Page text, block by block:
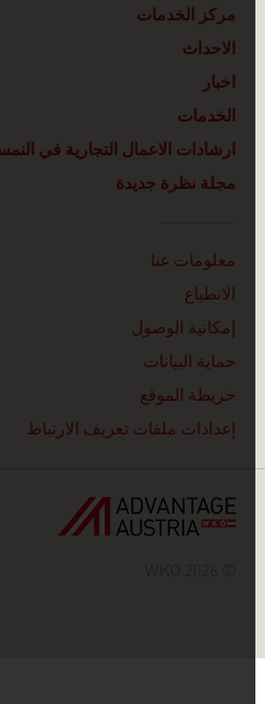
مركز الخدمات
الاحداث
اخبار
الخدمات
ارشادات الاعمال التجارية في النمسا
مجلة نظرة جديدة
معلومات عنا
الانطباع
إمكانية الوصول
حماية البيانات
خريطة الموقع
إعدادات ملفات تعريف الارتباط